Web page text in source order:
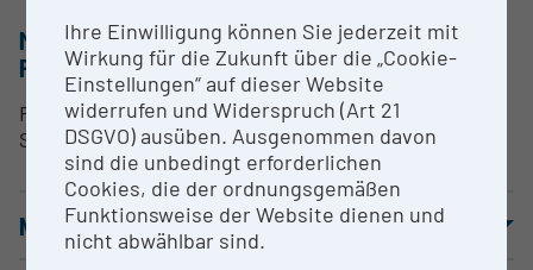
METHODEN & EXPERTISE ZUR
FORSCHUNGSINFRASTRUKTUR
Raman und laser-induzierte Photolumineszenz-
Spektroskopie und -Mapping
NUTZUNGSBEDINGUNGEN
Ihre Einwilligung können Sie jederzeit mit
Wirkung für die Zukunft über die „Cookie-
Einstellungen“ auf dieser Website
widerrufen und Widerspruch (Art 21
DSGVO) ausüben. Ausgenommen davon
sind die unbedingt erforderlichen
Cookies, die der ordnungsgemäßen
Funktionsweise der Website dienen und
nicht abwählbar sind.